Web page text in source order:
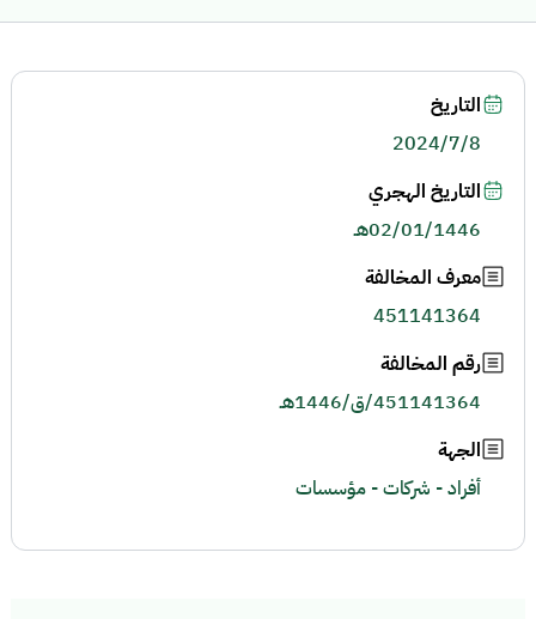
التاريخ
2024/7/8
التاريخ الهجري
02/01/1446هـ
معرف المخالفة
451141364
رقم المخالفة
451141364/ق/1446هـ
الجهة
أفراد - شركات - مؤسسات